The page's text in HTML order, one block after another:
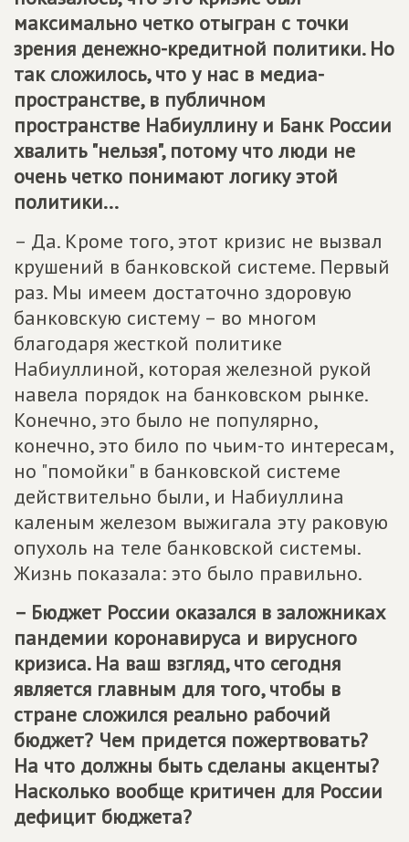
максимально четко отыгран с точки
зрения денежно-кредитной политики. Но
так сложилось, что у нас в медиа-
пространстве, в публичном
пространстве Набиуллину и Банк России
хвалить "нельзя", потому что люди не
очень четко понимают логику этой
политики...
– Да. Кроме того, этот кризис не вызвал
крушений в банковской системе. Первый
раз. Мы имеем достаточно здоровую
банковскую систему – во многом
благодаря жесткой политике
Набиуллиной, которая железной рукой
навела порядок на банковском рынке.
Конечно, это было не популярно,
конечно, это било по чьим-то интересам,
но "помойки" в банковской системе
действительно были, и Набиуллина
каленым железом выжигала эту раковую
опухоль на теле банковской системы.
Жизнь показала: это было правильно.
– Бюджет России оказался в заложниках
пандемии коронавируса и вирусного
кризиса. На ваш взгляд, что сегодня
является главным для того, чтобы в
стране сложился реально рабочий
бюджет? Чем придется пожертвовать?
На что должны быть сделаны акценты?
Насколько вообще критичен для России
дефицит бюджета?